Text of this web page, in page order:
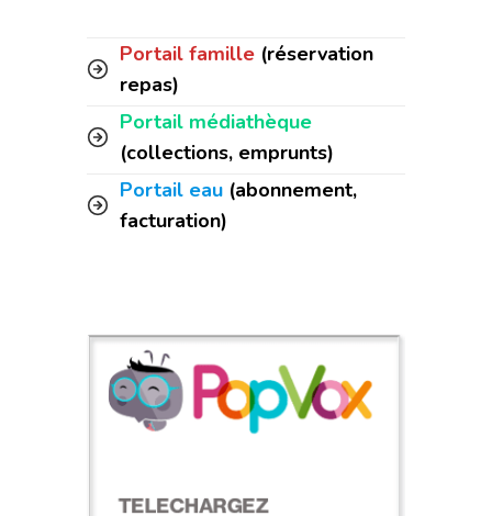
Portail famille (réservation
repas)
Portail médiathèque
(collections, emprunts)
Portail eau (abonnement,
facturation)